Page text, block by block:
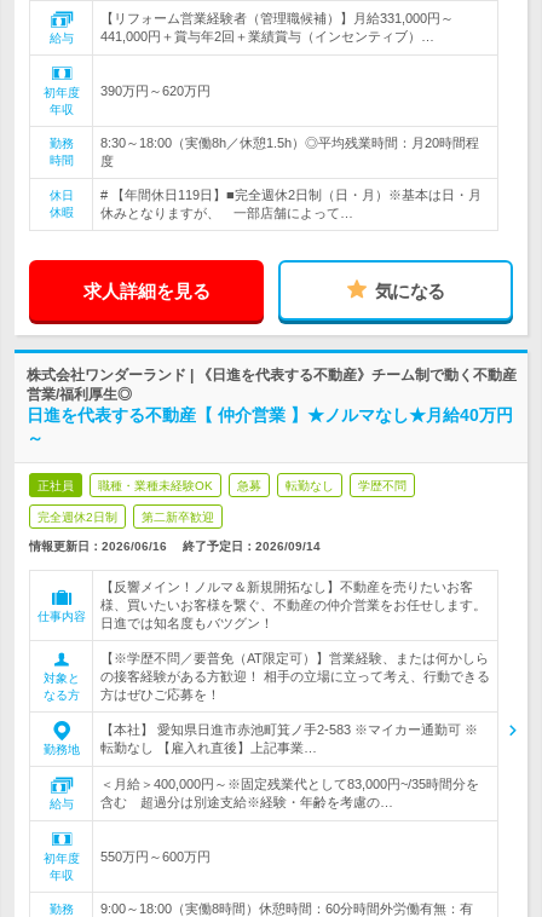
給与
【リフォーム営業経験者（管理職候補）】月給331,000円～
441,000円＋賞与年2回＋業績賞与（インセンティブ）…
初年度
年収
390万円～620万円
勤務
時間
8:30～18:00（実働8h／休憩1.5h）◎平均残業時間：月20時間程
度
休日
休暇
# 【年間休日119日】■完全週休2日制（日・月）※基本は日・月
休みとなりますが、 一部店舗によって…
求人詳細を見る 気になる
株式会社ワンダーランド | 《日進を代表する不動産》チーム制で動く不動産
営業/福利厚生◎
日進を代表する不動産【 仲介営業 】★ノルマなし★月給40万円
～
正社員 職種・業種未経験OK 急募 転勤なし 学歴不問
完全週休2日制 第二新卒歓迎
情報更新日：2026/06/16 終了予定日： 2026/09/14
仕事内容
【反響メイン！ノルマ＆新規開拓なし】不動産を売りたいお客
様、買いたいお客様を繋ぐ、不動産の仲介営業をお任せします。
日進では知名度もバツグン！
対象と
なる方
【※学歴不問／要普免（AT限定可）】営業経験、または何かしら
の接客経験がある方歓迎！ 相手の立場に立って考え、行動できる
方はぜひご応募を！
勤務地
【本社】 愛知県日進市赤池町箕ノ手2-583 ※マイカー通勤可 ※
転勤なし 【雇入れ直後】上記事業…
給与
＜月給＞400,000円～※固定残業代として83,000円~/35時間分を
含む 超過分は別途支給※経験・年齢を考慮の…
初年度
年収
550万円～600万円
勤務
9:00～18:00（実働8時間）休憩時間：60分時間外労働有無：有